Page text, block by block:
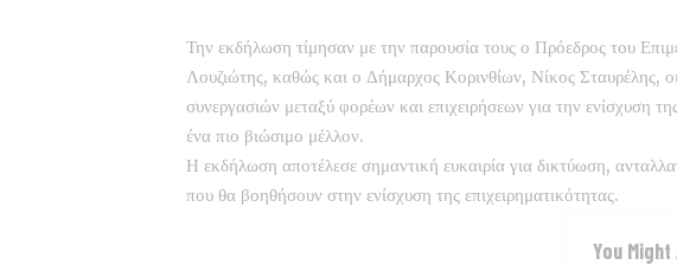
Την εκδήλωση τίμησαν με την παρουσία τους ο Πρόεδρος του
Λουζιώτης, καθώς και ο Δήμαρχος Κορινθίων, Νίκος Σταυρέλης,
συνεργασιών μεταξύ φορέων και επιχειρήσεων για την ενίσχυση
ένα πιο βιώσιμο μέλλον.
Η εκδήλωση αποτέλεσε σημαντική ευκαιρία για δικτύωση,
που θα βοηθήσουν στην ενίσχυση της επιχειρηματικότητας.
You